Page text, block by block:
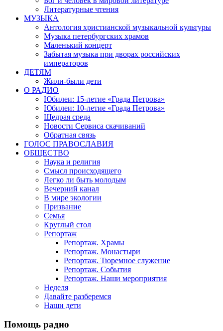
Литературные чтения
МУЗЫКА
Антология христианской музыкальной культуры
Музыка петербургских храмов
Маленький концерт
Забытая музыка при дворах российских
императоров
ДЕТЯМ
Жили-были дети
О РАДИО
Юбилеи: 15-летие «Града Петрова»
Юбилеи: 10-летие «Града Петрова»
Щедрая среда
Новости Сервиса скачиваний
Обратная связь
ГОЛОС ПРАВОСЛАВИЯ
ОБЩЕСТВО
Наука и религия
Смысл происходящего
Легко ли быть молодым
Вечерний канал
В мире экологии
Призвание
Семья
Круглый стол
Репортаж
Репортаж. Храмы
Репортаж. Монастыри
Репортаж. Тюремное служение
Репортаж. События
Репортаж. Наши мероприятия
Неделя
Давайте разберемся
Наши дети
Помощь радио